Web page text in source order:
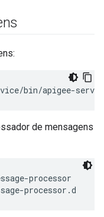
bin/apigee-
de mensagens
processor
processor.d